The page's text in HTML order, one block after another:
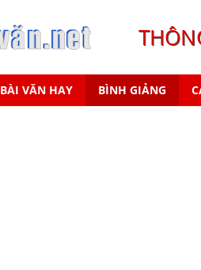
BÀI VĂN HAY BÌNH GIẢNG